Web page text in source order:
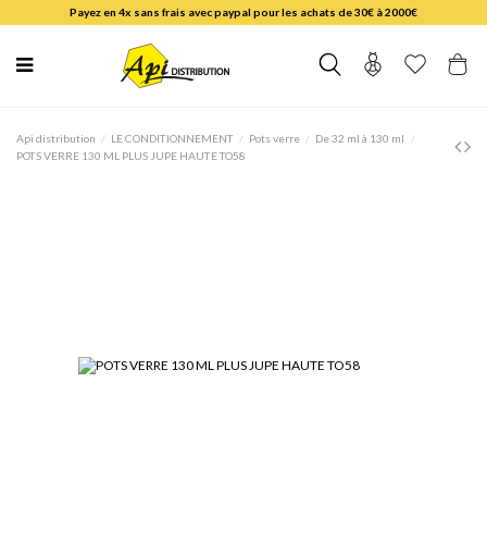
Payez en 4x sans frais avec paypal pour les achats de 30€ à 2000€
Api distribution LE CONDITIONNEMENT Pots verre
De 32 ml à 130 ml
POTS VERRE 130 ML PLUS JUPE HAUTE TO58